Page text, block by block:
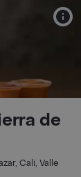
de
Cali, Valle